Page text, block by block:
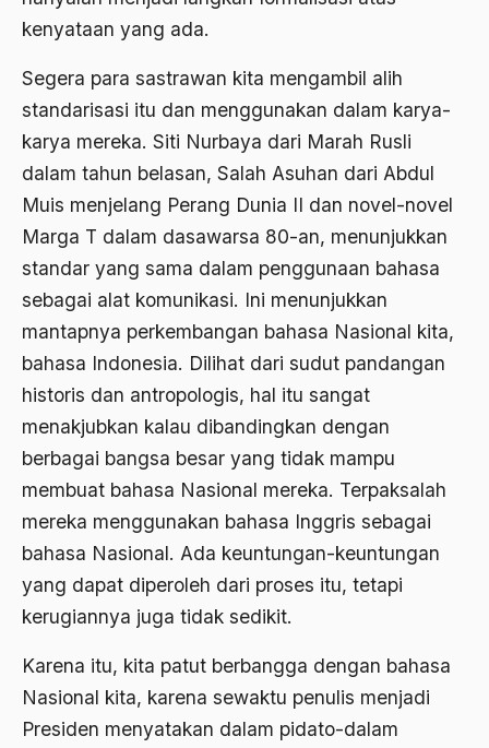
kenyataan yang ada.
Segera para sastrawan kita mengambil alih
standarisasi itu dan menggunakan dalam karya-
karya mereka. Siti Nurbaya dari Marah Rusli
dalam tahun belasan, Salah Asuhan dari Abdul
Muis menjelang Perang Dunia II dan novel-novel
Marga T dalam dasawarsa 80-an, menunjukkan
standar yang sama dalam penggunaan bahasa
sebagai alat komunikasi. Ini menunjukkan
mantapnya perkembangan bahasa Nasional kita,
bahasa Indonesia. Dilihat dari sudut pandangan
historis dan antropologis, hal itu sangat
menakjubkan kalau dibandingkan dengan
berbagai bangsa besar yang tidak mampu
membuat bahasa Nasional mereka. Terpaksalah
mereka menggunakan bahasa Inggris sebagai
bahasa Nasional. Ada keuntungan-keuntungan
yang dapat diperoleh dari proses itu, tetapi
kerugiannya juga tidak sedikit.
Karena itu, kita patut berbangga dengan bahasa
Nasional kita, karena sewaktu penulis menjadi
Presiden menyatakan dalam pidato-dalam
ahmad wahib
Ahmad Wahid
AIDS
Airport
Airport Changi
Airport Noto Hadi Negoro
Ajaran AGama
Ajaran Agama Islam
ajaran kemasyarakatan
Ajengan SIngaparna
Akademi Betawi
Akademi Jakarta
Akbar tanjung
akhlak
Akhlaq